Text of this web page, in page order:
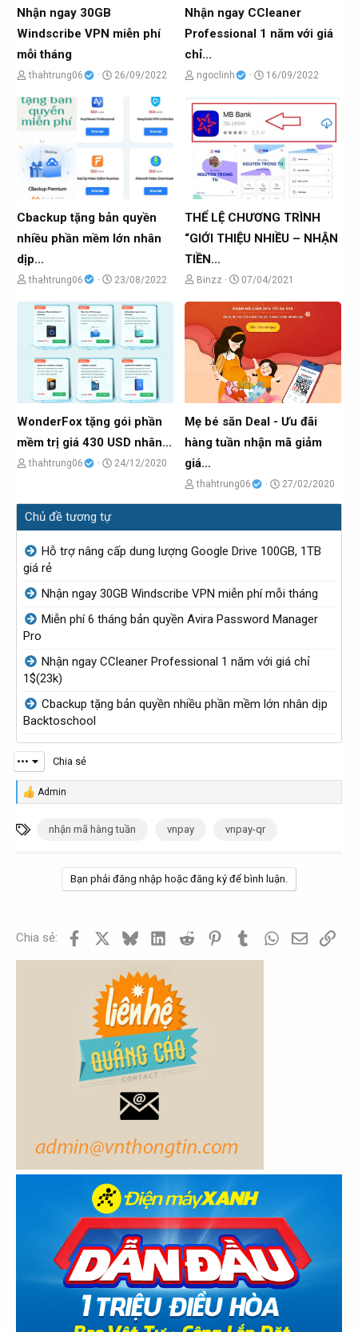
Nhận ngay 30GB
Windscribe VPN miễn phí
mỗi tháng
C
h
ủ
t
ạ
o
b
ở
i
thahtrung06
N
26/09/2022
Nhận ngay CCleaner
Professional 1 năm với giá
chỉ...
C
ủ
đ
t
ạ
o
b
ở
i
ngoclinh
N
g
ử
16/09/2022
Cbackup tặng bản quyền
nhiều phần mềm lớn nhân
dịp...
C
ạ
o
b
ở
thahtrung06
N
à
y
g
ử
i
23/08/2022
THỂ LỆ CHƯƠNG TRÌNH
“GIỚI THIỆU NHIỀU – NHẬN
TIỀN...
C
đ
o
b
ở
i
Binzz
N
à
y
g
ử
i
07/04/2021
WonderFox tặng gói phần
mềm trị giá 430 USD nhân...
C
ủ
đ
ề
t
ạ
o
b
ở
i
thahtrung06
N
à
i
24/12/2020
Mẹ bé săn Deal - Ưu đãi
hàng tuần nhận mã giảm
giá...
C
h
t
o
ở
thahtrung06
N
g
ử
27/02/2020
Chủ đề tương tự
Hỗ trợ nâng cấp dung lượng Google Drive 100GB, 1TB
giá rẻ
Nhận ngay 30GB Windscribe VPN miễn phí mỗi tháng
Miễn phí 6 tháng bản quyền Avira Password Manager
Pro
Nhận ngay CCleaner Professional 1 năm với giá chỉ
1$(23k)
Cbackup tặng bản quyền nhiều phần mềm lớn nhân dịp
Backtoschool
••• Chia sẻ
R
a
c
Admin
T
a
nhận mã hàng tuần vnpay vnpay-qr
Bạn phải đăng nhập hoặc đăng ký để bình luận.
Chia sẻ: Facebook BlueskyLinkedInReddit PinterestTumblrWhatsApp
EmailLink